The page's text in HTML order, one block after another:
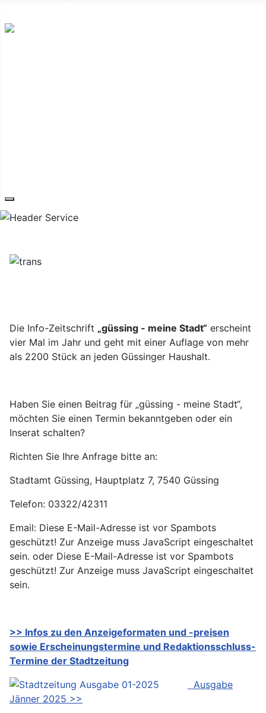
Die Info-Zeitschrift „güssing - meine Stadt“ erscheint
vier Mal im Jahr und geht mit einer Auflage von mehr
als 2200 Stück an jeden Güssinger Haushalt.
Haben Sie einen Beitrag für „güssing - meine Stadt“,
möchten Sie einen Termin bekanntgeben oder ein
Inserat schalten?
Richten Sie Ihre Anfrage bitte an:
Stadtamt Güssing, Hauptplatz 7, 7540 Güssing
Telefon: 03322/42311
Email: Diese E-Mail-Adresse ist vor Spambots
geschützt! Zur Anzeige muss JavaScript eingeschaltet
sein. oder Diese E-Mail-Adresse ist vor Spambots
geschützt! Zur Anzeige muss JavaScript eingeschaltet
sein.
>> Infos zu den Anzeigeformaten und -preisen
sowie Erscheinungstermine und Redaktionsschluss-
Termine der Stadtzeitung
Ausgabe
Jänner 2025 >>